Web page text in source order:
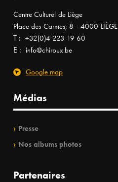
Centre Culturel de Liège
Place des Carmes, 8 - 4000 LIÈGE
T : +32(0)4 223 19 60
E : info@chiroux.be
Google map
Médias
Presse
Nos albums photos
Partenaires